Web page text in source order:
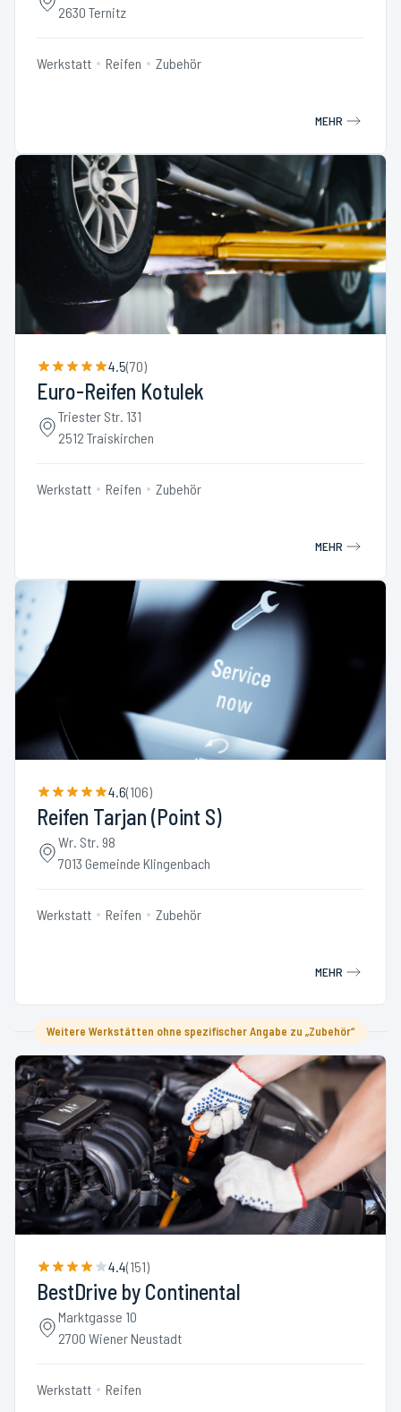
2630 Ternitz
Werkstatt Reifen Zubehör
MEHR
4.5(70)
Euro-Reifen Kotulek
Triester Str. 131
2512 Traiskirchen
Werkstatt Reifen Zubehör
MEHR
4.6(106)
Reifen Tarjan (Point S)
Wr. Str. 98
7013 Gemeinde Klingenbach
Werkstatt Reifen Zubehör
MEHR
Weitere Werkstätten ohne spezifischer Angabe zu „Zubehör“
4.4(151)
BestDrive by Continental
Marktgasse 10
2700 Wiener Neustadt
Werkstatt Reifen